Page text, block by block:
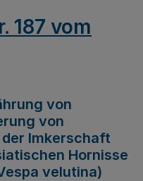
187 vom
von
von
Imkerschaft
Hornisse
velutina)